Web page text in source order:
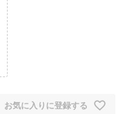
お気に入りに登録する